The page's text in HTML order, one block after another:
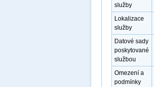
služby
Lokalizace
služby
Datové sady
poskytované
službou
Omezení a
podmínky